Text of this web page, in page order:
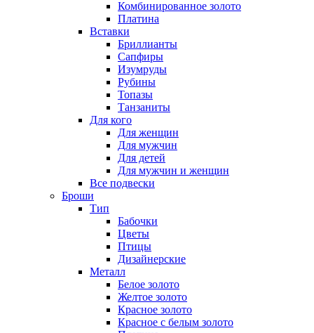
Комбинированное золото
Платина
Вставки
Бриллианты
Сапфиры
Изумруды
Рубины
Топазы
Танзаниты
Для кого
Для женщин
Для мужчин
Для детей
Для мужчин и женщин
Все подвески
Броши
Тип
Бабочки
Цветы
Птицы
Дизайнерские
Металл
Белое золото
Желтое золото
Красное золото
Красное с белым золото